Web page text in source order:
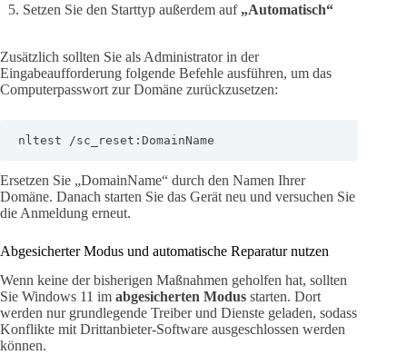
Setzen Sie den Starttyp außerdem auf „Automatisch“
Zusätzlich sollten Sie als Administrator in der
Eingabeaufforderung folgende Befehle ausführen, um das
Computerpasswort zur Domäne zurückzusetzen:
nltest /sc_reset:DomainName
Ersetzen Sie „DomainName“ durch den Namen Ihrer
Domäne. Danach starten Sie das Gerät neu und versuchen Sie
die Anmeldung erneut.
Abgesicherter Modus und automatische Reparatur nutzen
Wenn keine der bisherigen Maßnahmen geholfen hat, sollten
Sie Windows 11 im abgesicherten Modus starten. Dort
werden nur grundlegende Treiber und Dienste geladen, sodass
Konflikte mit Drittanbieter-Software ausgeschlossen werden
können.